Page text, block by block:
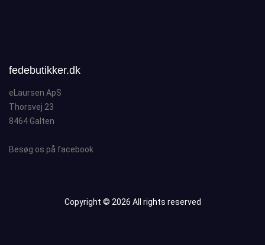
fedebutikker.dk
eLaursen ApS
Thorsvej 23
8464 Galten
Besøg os på facebook
Copyright © 2026 All rights reserved